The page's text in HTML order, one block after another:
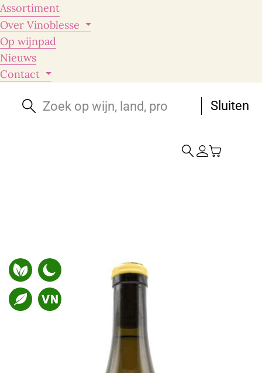
Assortiment
Over Vinoblesse
Op wijnpad
Nieuws
Contact
Sluiten